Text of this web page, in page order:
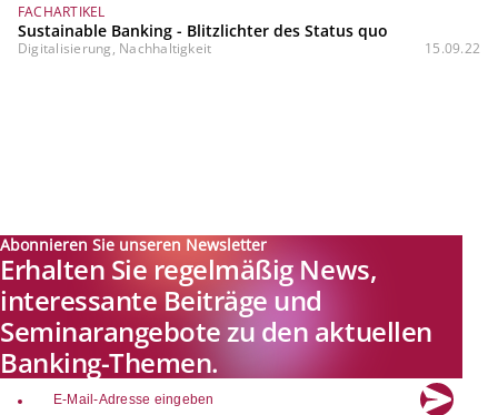
FACHARTIKEL
Sustainable Banking - Blitzlichter des Status quo
Digitalisierung, Nachhaltigkeit 15.09.22
Abonnieren Sie unseren Newsletter
Erhalten Sie regelmäßig News,
interessante Beiträge und
Seminarangebote zu den aktuellen
Banking-Themen.
email